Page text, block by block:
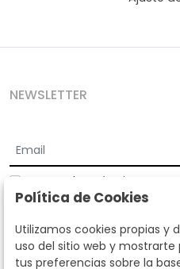
NEWSLETTER
Acepto los Términos y
privacidad
Según la LOPD y disposiciones
datos personales serán tratados
finalidad de gestionar la relación
Política de Cookies
Utilizamos cookies propias y
uso del sitio web y
tus preferencias sobre la